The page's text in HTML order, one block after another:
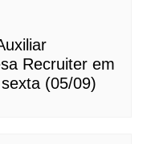
Recruiter em
(05/09)